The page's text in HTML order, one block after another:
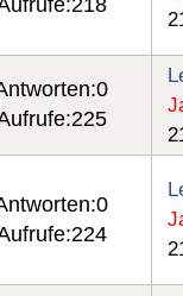
0
225
0
224